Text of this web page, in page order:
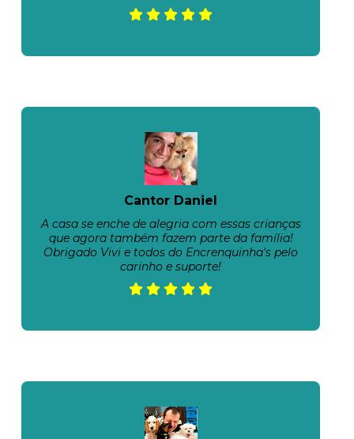
Cantor Daniel
A casa se enche de alegria com essas crianças
que agora também fazem parte da família!
Obrigado Vivi e todos do Encrenquinha's pelo
carinho e suporte!